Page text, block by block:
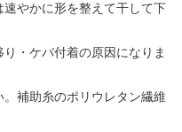
やかに形を整えて干して下
・ケバ付着の原因になりま
補助糸のポリウレタン繊維